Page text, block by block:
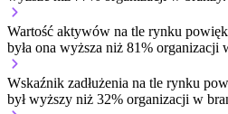
Wartość aktywów na tle rynku
była ona wyższa niż 81% organizacji
Wskaźnik zadłużenia na tle rynku
był wyższy niż 32% organizacji w